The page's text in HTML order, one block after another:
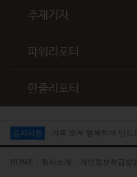
주재기자
파워리포터
한줄리포터
공지사항 가족 모두 행복하게 만
HOME 회사소개 개인정보취급방침